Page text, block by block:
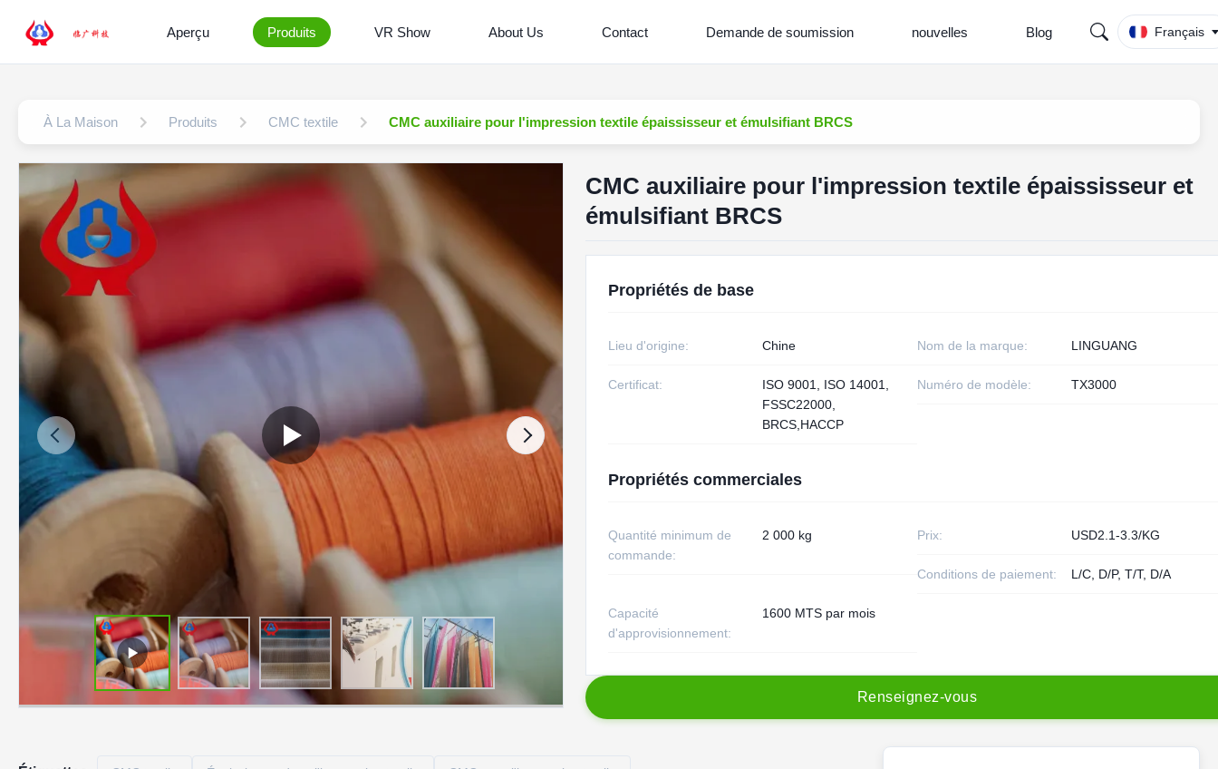
Aperçu Produits VR Show About Us Contact Demande de soumission nouvelles Blog Français
À La Maison Produits CMC textile CMC auxiliaire pour l'impression textile épaississeur et émulsifiant BRCS
CMC auxiliaire pour l'impression textile épaississeur et
émulsifiant BRCS
Propriétés de base
Lieu d'origine: Chine Nom de la marque: LINGUANG
Certificat:
ISO 9001, ISO 14001,
FSSC22000,
BRCS,HACCP
Numéro de modèle: TX3000
Propriétés commerciales
Quantité minimum de
commande:
2 000 kg Prix: USD2.1-3.3/KG
Conditions de paiement: L/C, D/P, T/T, D/A
Capacité
d'approvisionnement:
1600 MTS par mois
Renseignez-vous